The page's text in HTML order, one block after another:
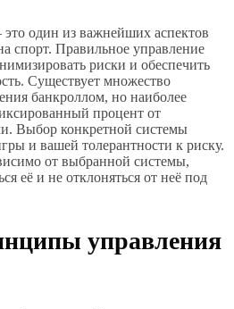
один из важнейших аспектов
спорт. Правильное управление
риски и обеспечить
Существует множество
банкроллом, но наиболее
процент от
Выбор конкретной системы
и вашей толерантности к риску.
от выбранной системы,
её и не отклоняться от неё под
управления